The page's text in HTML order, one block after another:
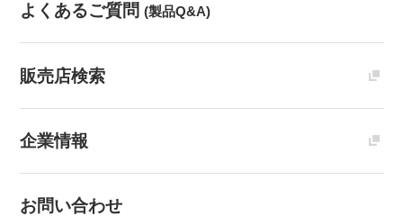
よくあるご質問 (製品Q&A)
販売店検索
企業情報
お問い合わせ